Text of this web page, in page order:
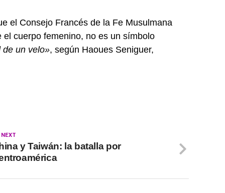
el Consejo Francés de la Fe Musulmana
cuerpo femenino, no es un símbolo
de un velo», según Haoues Seniguer,
NEXT
y Taiwán: la batalla por